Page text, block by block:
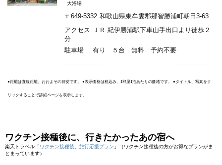
大浴場
〒649-5332 和歌山県東牟婁郡那智勝浦町朝日3-63
アクセス
ＪＲ 紀伊勝浦駅下車山手出口より徒歩２
分
駐車場
有り ５台 無料 予約不要
●距離は直線距離、おおよその目安です。 ●表示価格は税込み、1部屋1泊あたりの価格です。 ●タイトル、写真をク
リックすることで詳細ページを表示します。
ワクチン接種後に、行きたかったあの宿へ
楽天トラベル「ワクチン接種後、旅行応援プラン 」（ワクチン接種後の方がお得なプランがま
とまっています）